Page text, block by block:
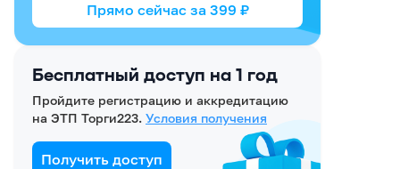
Бесплатный доступ на 1 год
Пройдите регистрацию и аккредитацию
на ЭТП Торги223. Условия получения
Получить доступ
Прямо сейчас за 399 ₽